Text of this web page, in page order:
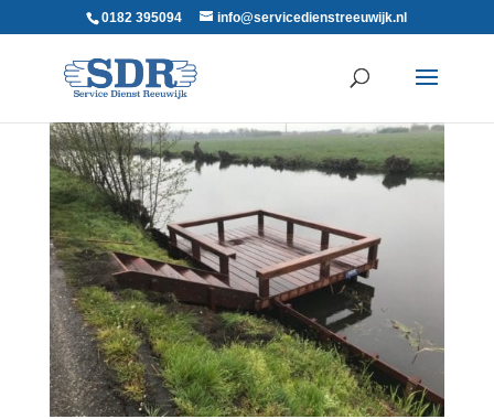
0182 395094 info@servicedienstreeuwijk.nl